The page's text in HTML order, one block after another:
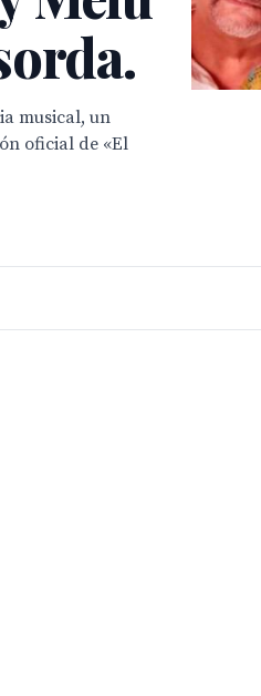
musical, un
oficial de «El